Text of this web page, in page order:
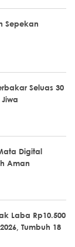
Sepekan
Seluas 30
Digital
Aman
Laba Rp10.500
Tumbuh 18